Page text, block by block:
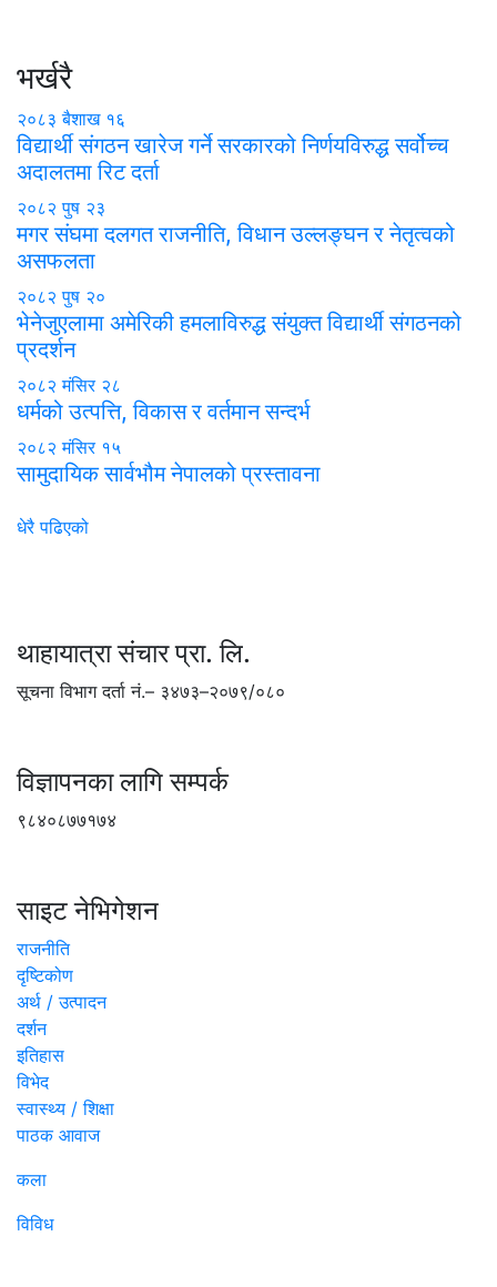
भर्खरै
२०८३ बैशाख १६
विद्यार्थी संगठन खारेज गर्ने सरकारको निर्णयविरुद्ध सर्वोच्च
अदालतमा रिट दर्ता
२०८२ पुष २३
मगर संघमा दलगत राजनीति, विधान उल्लङ्घन र नेतृत्वको
असफलता
२०८२ पुष २०
भेनेजुएलामा अमेरिकी हमलाविरुद्ध संयुक्त विद्यार्थी संगठनको
प्रदर्शन
२०८२ मंसिर २८
धर्मको उत्पत्ति, विकास र वर्तमान सन्दर्भ
२०८२ मंसिर १५
सामुदायिक सार्वभौम नेपालको प्रस्तावना
धेरै पढिएको
थाहायात्रा संचार प्रा. लि.
सूचना विभाग दर्ता नं.– ३४७३–२०७९/०८०
विज्ञापनका लागि सम्पर्क
९८४०८७७१७४
साइट नेभिगेशन
राजनीति
दृष्टिकोण
अर्थ / उत्पादन
दर्शन
इतिहास
विभेद
स्वास्थ्य / शिक्षा
पाठक आवाज
कला
विविध